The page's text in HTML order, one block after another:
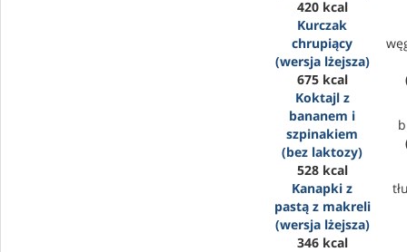
420 kcal
Kurczak
chrupiący
(wersja lżejsza)
675 kcal
Koktajl z
bananem i
szpinakiem
(bez laktozy)
528 kcal
Kanapki z
pastą z makreli
(wersja lżejsza)
346 kcal